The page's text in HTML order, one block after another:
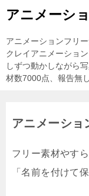
アニメーシ
アニメーションフリ
クレイアニメーショ
しずつ動かしながら
材数7000点、報告無
アニメーショ
フリー素材やす
「名前を付けて